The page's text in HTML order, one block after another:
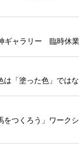
質問
せ
ャラリー 臨時休
は「塗った色」では
をつくろう」ワーク